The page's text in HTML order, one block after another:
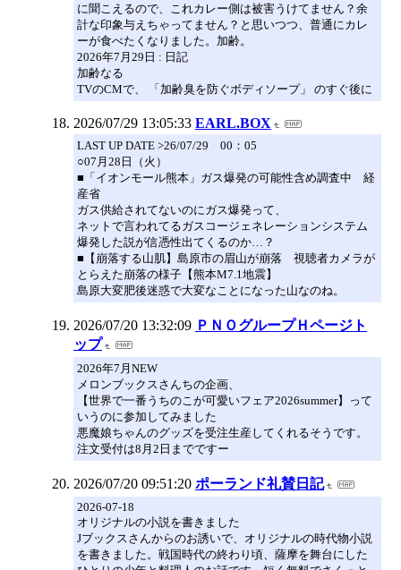
に聞こえるので、これカレー側は被害うけてません？余
計な印象与えちゃってません？と思いつつ、普通にカレ
ーが食べたくなりました。加齢。
2026年7月29日 : 日記
加齢なる
TVのCMで、 「加齢臭を防ぐボディソープ」 のすぐ後に
2026/07/29 13:05:33 EARL.BOX
LAST UP DATE >26/07/29 00：05
○07月28日（火）
■「イオンモール熊本」ガス爆発の可能性含め調査中 経
産省
ガス供給されてないのにガス爆発って、
ネットで言われてるガスコージェネレーションシステム
爆発した説が信憑性出てくるのか…？
■【崩落する山肌】島原市の眉山が崩落 視聴者カメラが
とらえた崩落の様子【熊本M7.1地震】
島原大変肥後迷惑で大変なことになった山なのね。
2026/07/20 13:32:09 ＰＮＯグループＨページト
ップ
2026年7月NEW
メロンブックスさんちの企画、
【世界で一番うちのこが可愛いフェア2026summer】って
いうのに参加してみました
悪魔娘ちゃんのグッズを受注生産してくれるそうです。
注文受付は8月2日までですー
2026/07/20 09:51:20 ポーランド礼賛日記
2026-07-18
オリジナルの小説を書きました
Jブックスさんからのお誘いで、オリジナルの時代物小説
を書きました。戦国時代の終わり頃、薩摩を舞台にした